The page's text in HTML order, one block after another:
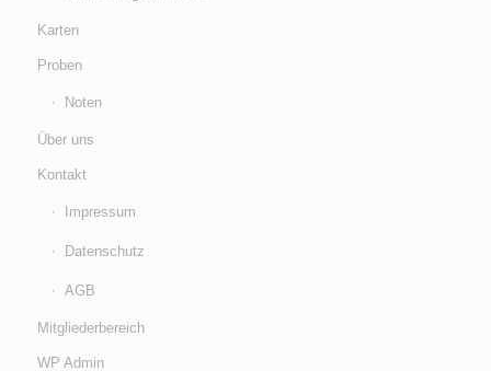
Karten
Proben
Noten
Über uns
Kontakt
Impressum
Datenschutz
AGB
Mitgliederbereich
WP Admin